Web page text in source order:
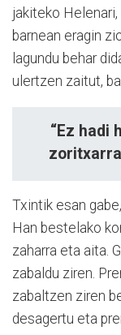
jakiteko
barnean eragin
lagundu behar
ulertzen zaitut,
“Ez hadi
Txintik esan
Han bestelako
zaharra eta aita.
zabaldu ziren.
zabaltzen ziren
desagertu eta